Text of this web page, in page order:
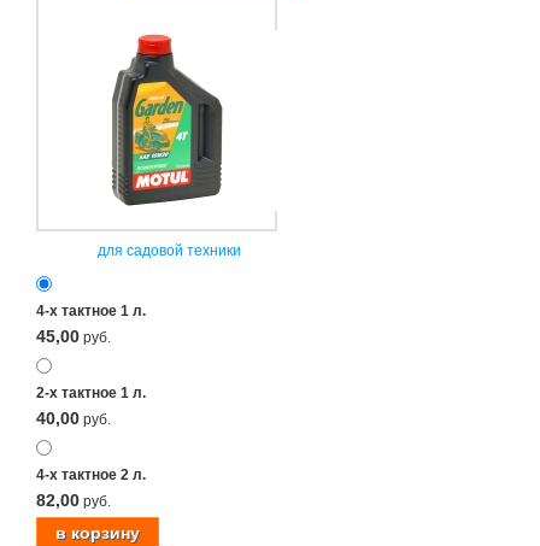
для садовой техники
4-х тактное 1 л.
45,00 руб.
2-х тактное 1 л.
40,00 руб.
4-х тактное 2 л.
82,00 руб.